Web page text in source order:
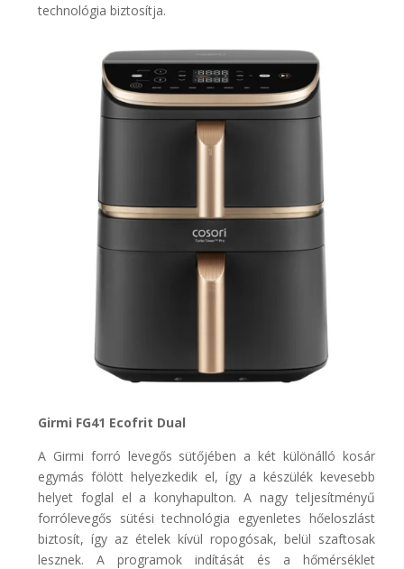
technológia biztosítja.
Girmi FG41 Ecofrit Dual
A Girmi forró levegős sütőjében a két különálló kosár
egymás fölött helyezkedik el, így a készülék kevesebb
helyet foglal el a konyhapulton. A nagy teljesítményű
forrólevegős sütési technológia egyenletes hőeloszlást
biztosít, így az ételek kívül ropogósak, belül szaftosak
lesznek. A programok indítását és a hőmérséklet